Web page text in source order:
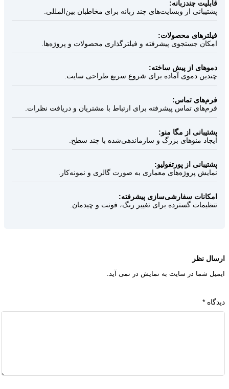
قابلیت چندزبانه:
پشتیبانی از وبسایت‌های چند زبانه برای مخاطبان بین‌المللی.
فیلترهای محصولات:
امکان جستجوی پیشرفته و فیلترگذاری محصولات و پروژه‌ها.
دموهای از پیش ساخته:
چندین دموی آماده برای شروع سریع طراحی سایت.
فرم‌های تماس:
فرم‌های تماس پیشرفته برای ارتباط با مشتریان و دریافت نظرات.
پشتیبانی از مگا منو:
ایجاد منوهای بزرگ و سازماندهی‌شده با چند سطح.
پشتیبانی از پورتفولیو:
نمایش پروژه‌های معماری به صورت گالری و نمونه‌کار.
امکانات سفارشی‌سازی پیشرفته:
تنظیمات گسترده برای تغییر رنگ، فونت و چیدمان.
ارسال نظر
ایمیل شما در سایت به نمایش در نمی آید.
دیدگاه *